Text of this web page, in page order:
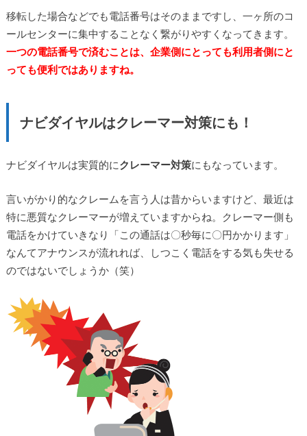
移転した場合などでも電話番号はそのままですし、一ヶ所のコ
ールセンターに集中することなく繋がりやすくなってきます。
一つの電話番号で済むことは、企業側にとっても利用者側にと
っても便利ではありますね。
ナビダイヤルはクレーマー対策にも！
ナビダイヤルは実質的にクレーマー対策にもなっています。
言いがかり的なクレームを言う人は昔からいますけど、最近は
特に悪質なクレーマーが増えていますからね。クレーマー側も
電話をかけていきなり「この通話は〇秒毎に〇円かかります」
なんてアナウンスが流れれば、しつこく電話をする気も失せる
のではないでしょうか（笑）